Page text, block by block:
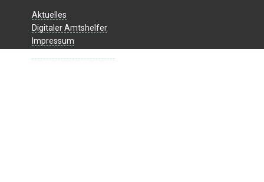
Aktuelles
Digitaler Amtshelfer
Impressum